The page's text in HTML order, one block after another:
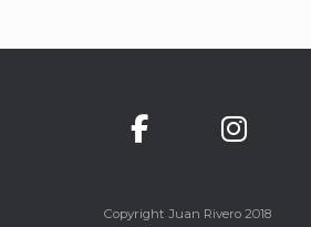
Copyright Juan Rivero 2018